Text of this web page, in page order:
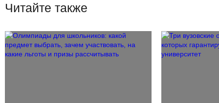
Читайте также